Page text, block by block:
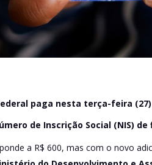
paga nesta terça-feira
de Inscrição Social (NIS) de
a R$ 600, mas com o novo